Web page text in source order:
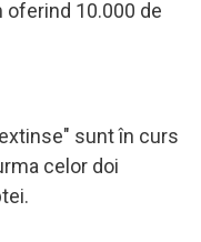
oferind 10.000 de
sunt în curs
celor doi